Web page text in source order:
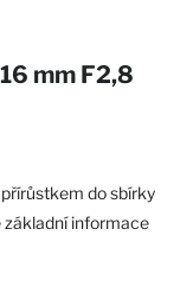
mm F2,8
do sbírky
základní informace